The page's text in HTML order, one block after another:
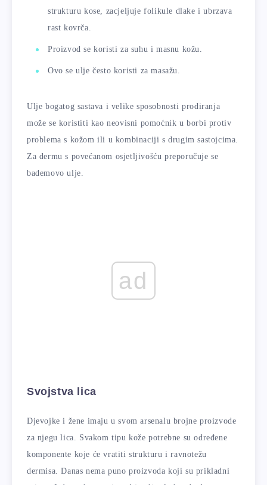
strukturu kose, zacjeljuje folikule dlake i ubrzava
rast kovrča.
Proizvod se koristi za suhu i masnu kožu.
Ovo se ulje često koristi za masažu.
Ulje bogatog sastava i velike sposobnosti prodiranja
može se koristiti kao neovisni pomoćnik u borbi protiv
problema s kožom ili u kombinaciji s drugim sastojcima.
Za dermu s povećanom osjetljivošću preporučuje se
bademovo ulje.
ad
Svojstva lica
Djevojke i žene imaju u svom arsenalu brojne proizvode
za njegu lica. Svakom tipu kože potrebne su određene
komponente koje će vratiti strukturu i ravnotežu
dermisa. Danas nema puno proizvoda koji su prikladni